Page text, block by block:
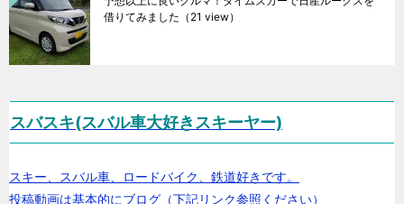
借りてみました （21 view）
スバスキ(スバル車大好きスキーヤー)
スキー、スバル車、ロードバイク、鉄道好きです。
投稿動画は基本的にブログ（下記リンク参照ください）